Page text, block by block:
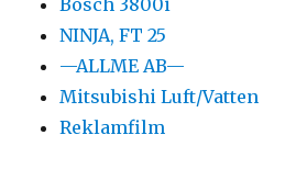
Bosch 3800i
NINJA, FT 25
—ALLME AB—
Mitsubishi Luft/Vatten
Reklamfilm